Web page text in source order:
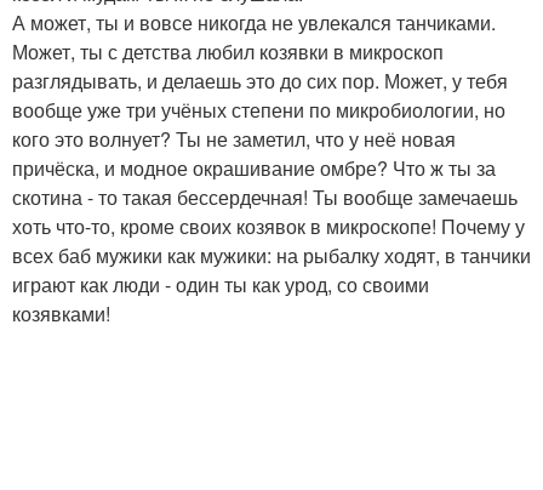
А может, ты и вовсе никогда не увлекался танчиками.
Может, ты с детства любил козявки в микроскоп
разглядывать, и делаешь это до сих пор. Может, у тебя
вообще уже три учёных степени по микробиологии, но
кого это волнует? Ты не заметил, что у неё новая
причёска, и модное окрашивание омбре? Что ж ты за
скотина - то такая бессердечная! Ты вообще замечаешь
хоть что-то, кроме своих козявок в микроскопе! Почему у
всех баб мужики как мужики: на рыбалку ходят, в танчики
играют как люди - один ты как урод, со своими
козявками!